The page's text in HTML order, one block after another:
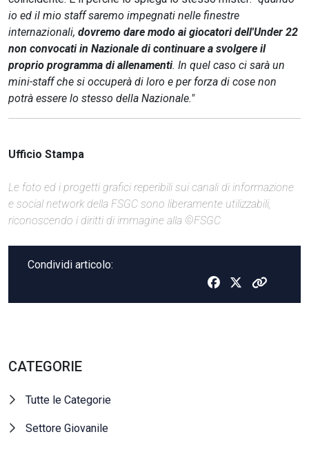
io ed il mio staff saremo impegnati nelle finestre
internazionali, dovremo dare modo ai giocatori dell'Under 22
non convocati in Nazionale di continuare a svolgere il
proprio programma di allenamenti. In quel caso ci sarà un
mini-staff che si occuperà di loro e per forza di cose non
potrà essere lo stesso della Nazionale."
Ufficio Stampa
Le foto ed i progetti grafici reperibili sui canali di informazione
e social network della FSGC sono liberamente utilizzabili,
riconoscendo i diritti di immagine alla ©FSGC
Condividi articolo:
CATEGORIE
Tutte le Categorie
Settore Giovanile